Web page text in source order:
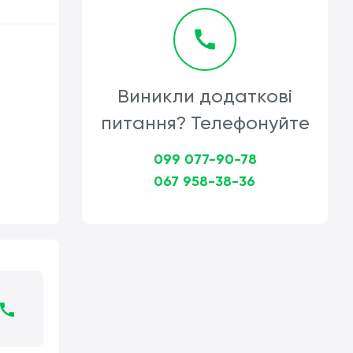
Виникли додаткові
питання? Телефонуйте
099 077-90-78
067 958-38-36